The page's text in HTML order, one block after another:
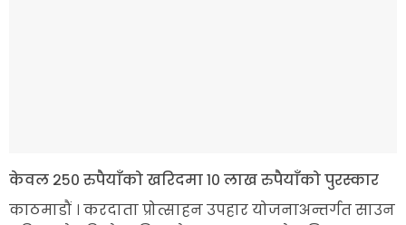
केवल २५० रुपैयाँको खरिदमा १० लाख रुपैयाँको पुरस्कार
काठमाडौं । करदाता प्रोत्साहन उपहार योजनाअन्तर्गत साउन